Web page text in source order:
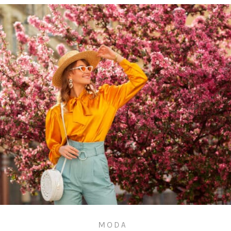
MODA